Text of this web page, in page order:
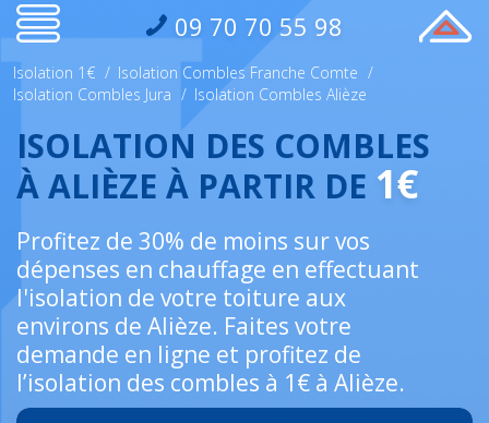
09 70 70 55 98
Isolation 1€ / Isolation Combles Franche Comte /
Isolation Combles Jura / Isolation Combles Alièze
ISOLATION DES COMBLES
À ALIÈZE À PARTIR DE 1€
Profitez de 30% de moins sur vos
dépenses en chauffage en effectuant
l'isolation de votre toiture aux
environs de Alièze. Faites votre
demande en ligne et profitez de
l’isolation des combles à 1€ à Alièze.